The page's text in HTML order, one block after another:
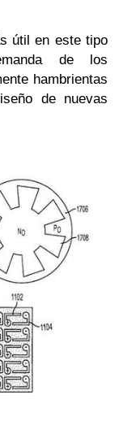
útil en este tipo
de los
hambrientas
de nuevas